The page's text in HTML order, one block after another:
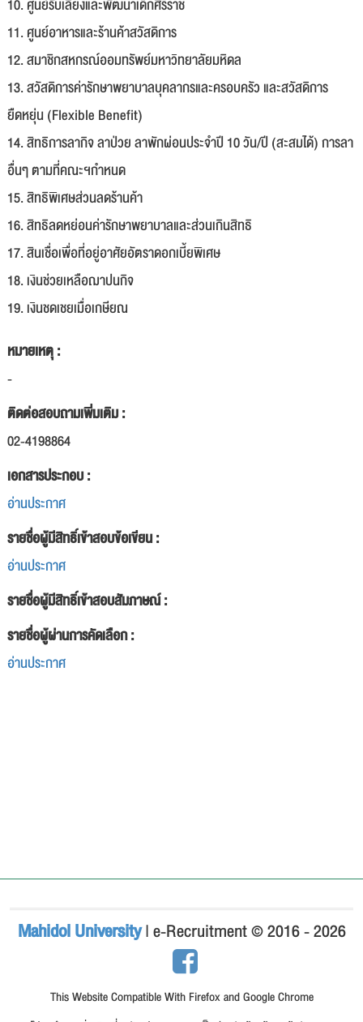
10. ศูนย์รับเลี้ยงและพัฒนาเด็กศิริราช
11. ศูนย์อาหารและร้านค้าสวัสดิการ
12. สมาชิกสหกรณ์ออมทรัพย์มหาวิทยาลัยมหิดล
13. สวัสดิการค่ารักษาพยาบาลบุคลากรและครอบครัว และสวัสดิการ
ยืดหยุ่น (Flexible Benefit)
14. สิทธิการลากิจ ลาป่วย ลาพักผ่อนประจำปี 10 วัน/ปี (สะสมได้) การลา
อื่นๆ ตามที่คณะฯกำหนด
15. สิทธิพิเศษส่วนลดร้านค้า
16. สิทธิลดหย่อนค่ารักษาพยาบาลและส่วนเกินสิทธิ
17. สินเชื่อเพื่อที่อยู่อาศัยอัตราดอกเบี้ยพิเศษ
18. เงินช่วยเหลือฌาปนกิจ
19. เงินชดเชยเมื่อเกษียณ
หมายเหตุ :
-
ติดต่อสอบถามเพิ่มเติม :
02-4198864
เอกสารประกอบ :
อ่านประกาศ
รายชื่อผู้มีสิทธิ์เข้าสอบข้อเขียน :
อ่านประกาศ
รายชื่อผู้มีสิทธิ์เข้าสอบสัมภาษณ์ :
รายชื่อผู้ผ่านการคัดเลือก :
อ่านประกาศ
Mahidol University| e-Recruitment © 2016 - 2026
This Website Compatible With Firefox and Google Chrome